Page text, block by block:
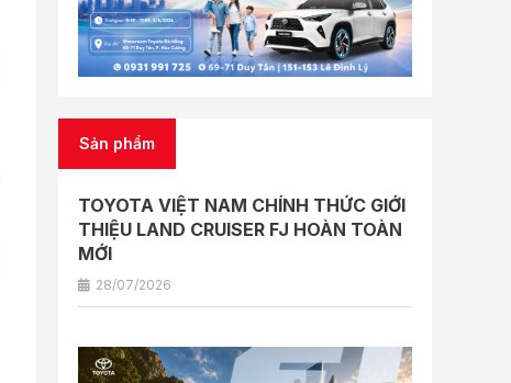
Sản phẩm
TOYOTA VIỆT NAM CHÍNH THỨC GIỚI
THIỆU LAND CRUISER FJ HOÀN TOÀN
MỚI
28/07/2026